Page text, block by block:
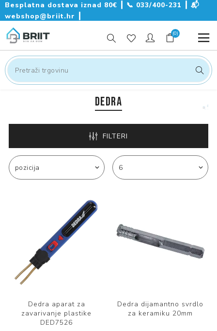
Besplatna dostava iznad 80€ ┃ 📞 033/400-231
📬
webshop@briit.hr
(0)
DEDRA
FILTERI
Dedra aparat za
zavarivanje plastike
DED7526
Dedra dijamantno svrdlo
za keramiku 20mm